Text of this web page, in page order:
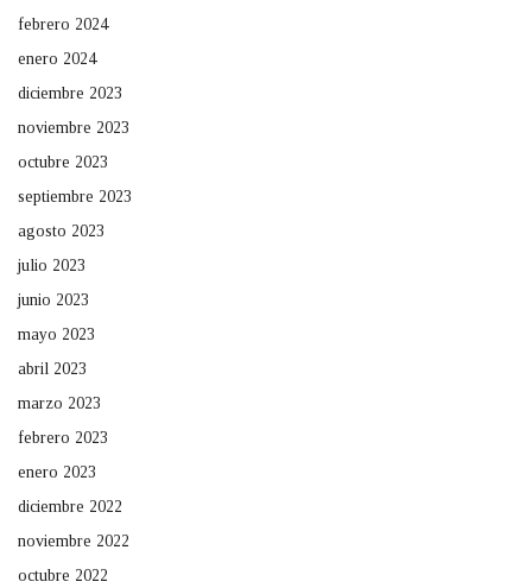
febrero 2024
enero 2024
diciembre 2023
noviembre 2023
octubre 2023
septiembre 2023
agosto 2023
julio 2023
junio 2023
mayo 2023
abril 2023
marzo 2023
febrero 2023
enero 2023
diciembre 2022
noviembre 2022
octubre 2022